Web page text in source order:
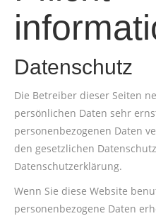
Datenschutz
Die Betreiber dieser Seiten
persönlichen Daten sehr
personenbezogenen Daten
den gesetzlichen
Datenschutzerklärung.
Wenn Sie diese Website
personenbezogene Daten